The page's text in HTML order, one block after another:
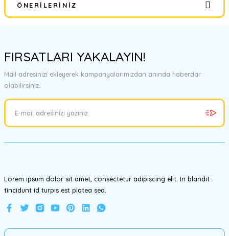
Yorum Yaz
ÖNERILERINIZ
tarafımıza iletebilirsiniz.
Görüş ve önerileriniz için teşekkür ederiz.
Ürün resmi kalitesiz, bozuk veya görüntülenemiyor.
Ürün bilgilerinde hatalar bulunuyor.
FIRSATLARI YAKALAYIN!
Mail adresinizi ekleyerek kampanyalarımızdan anında haberdar
olabilirsiniz.
Lorem ipsum dolor sit amet, consectetur adipiscing elit. In blandit
tincidunt id turpis est platea sed.